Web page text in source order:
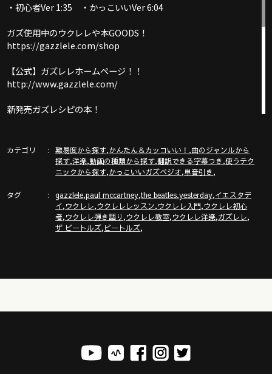
・初心者Ver 1:35 ・かっこいいVer 6:04
ガズ使用中のウクレレや本GOODS！
https://gazzlele.com/shop
【公式】ガズレレホームページ！！
http://www.gazzlele.com/
新発売ガズレシピの本！
ガズノート楽譜毎月５曲GET & 楽しいコミュニティー「ガズク
ラブ」の詳細はこちら
https://gazzlele.com/gazzclub/
ウクレレ技術が楽しく向上！気持ちいいお勉強キャンパス「ガ
ズレレ大学」の詳細はこちら
https://gazzlele.com/gazzrecipe/
カテゴリ 難易度から探す,かんたん＆カッコいい！ ,曲のジャンルから
探す,洋楽,動画の種類から探す,翻訳できる字幕つき,使うテク
ニックから探す,かっこいいガズペジオ,単音引き,
タグ gazzlele,paul mccartney,the beatles,yesterday,イエスタデ
イ,ウクレレ,ウクレレレッスン,ウクレレ入門,ウクレレ初心
者,ウクレレ弾き語り ,ウクレレ教室,ウクレレ洋楽,ガズレレ,
ザ ビートルズ,ビートルズ,